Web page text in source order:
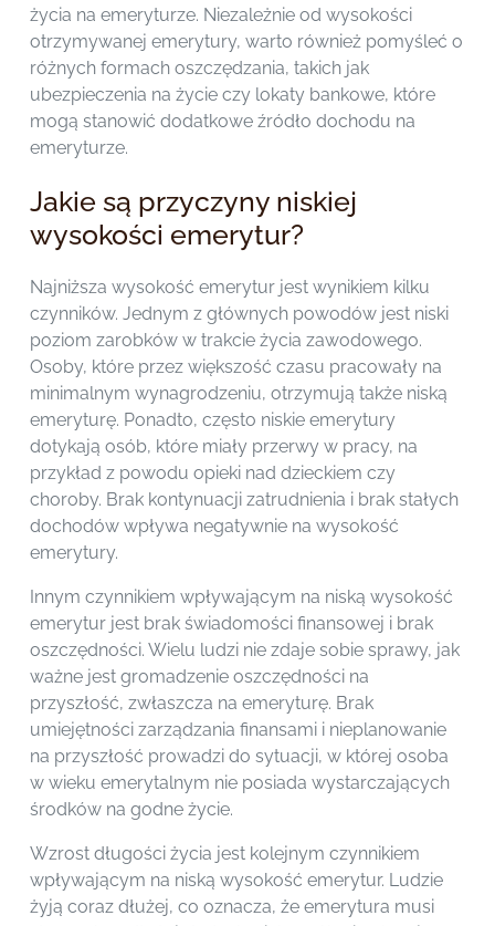
życia na emeryturze. Niezależnie od wysokości
otrzymywanej emerytury, warto również pomyśleć o
różnych formach oszczędzania, takich jak
ubezpieczenia na życie czy lokaty bankowe, które
mogą stanowić dodatkowe źródło dochodu na
emeryturze.
Jakie są przyczyny niskiej
wysokości emerytur?
Najniższa wysokość emerytur jest wynikiem kilku
czynników. Jednym z głównych powodów jest niski
poziom zarobków w trakcie życia zawodowego.
Osoby, które przez większość czasu pracowały na
minimalnym wynagrodzeniu, otrzymują także niską
emeryturę. Ponadto, często niskie emerytury
dotykają osób, które miały przerwy w pracy, na
przykład z powodu opieki nad dzieckiem czy
choroby. Brak kontynuacji zatrudnienia i brak stałych
dochodów wpływa negatywnie na wysokość
emerytury.
Innym czynnikiem wpływającym na niską wysokość
emerytur jest brak świadomości finansowej i brak
oszczędności. Wielu ludzi nie zdaje sobie sprawy, jak
ważne jest gromadzenie oszczędności na
przyszłość, zwłaszcza na emeryturę. Brak
umiejętności zarządzania finansami i nieplanowanie
na przyszłość prowadzi do sytuacji, w której osoba
w wieku emerytalnym nie posiada wystarczających
środków na godne życie.
Wzrost długości życia jest kolejnym czynnikiem
wpływającym na niską wysokość emerytur. Ludzie
żyją coraz dłużej, co oznacza, że emerytura musi